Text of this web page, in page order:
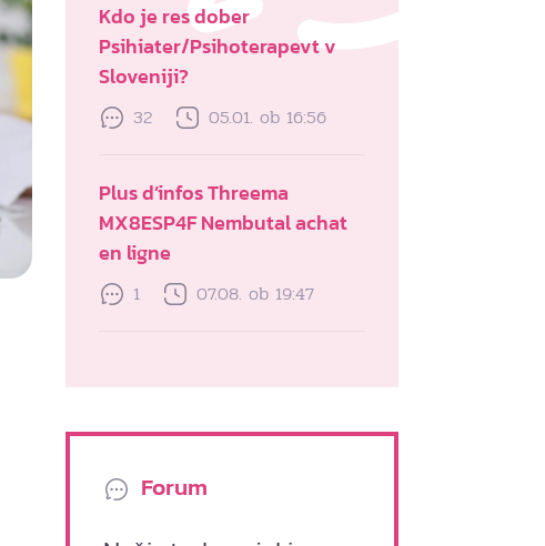
Kdo je res dober
Psihiater/Psihoterapevt v
Sloveniji?
32 05.01. ob 16:56
Plus d’infos Threema
MX8ESP4F Nembutal achat
en ligne
1 07.08. ob 19:47
Forum